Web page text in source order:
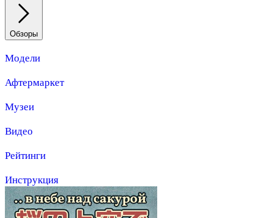
Обзоры
Модели
Афтермаркет
Музеи
Видео
Рейтинги
Инструкция